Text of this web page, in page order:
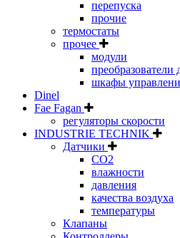
перепуска
прочие
термостаты
прочее
модули
преобразователи
шкафы
Dinel
Fae Fagan
регуляторы скорости
INDUSTRIE TECHNIK
Датчики
CO2
влажности
давления
качества воздуха
температуры
Клапаны